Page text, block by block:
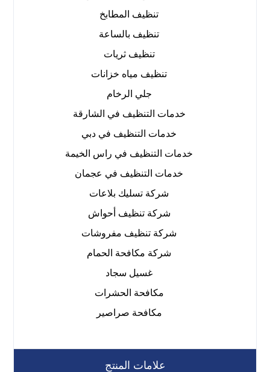
تنظيف المطابخ
تنظيف بالساعة
تنظيف ثريات
تنظيف مياه خزانات
جلي الرخام
خدمات التنظيف في الشارقة
خدمات التنظيف في دبي
خدمات التنظيف في راس الخيمة
خدمات التنظيف في عجمان
شركة تسليك بلاعات
شركة تنظيف أحواش
شركة تنظيف مفروشات
شركة مكافحة الحمام
غسيل سجاد
مكافحة الحشرات
مكافحة صراصير
علامات المنتج